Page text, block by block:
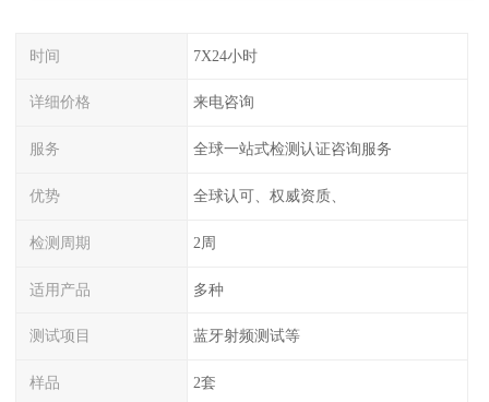
时间 7X24小时
详细价格 来电咨询
服务 全球一站式检测认证咨询服务
优势 全球认可、权威资质、
检测周期 2周
适用产品 多种
测试项目 蓝牙射频测试等
样品 2套